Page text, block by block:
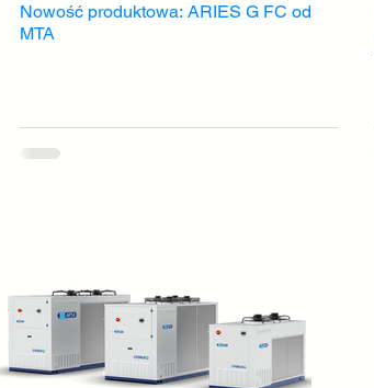
Nowość produktowa: ARIES G FC od
MTA